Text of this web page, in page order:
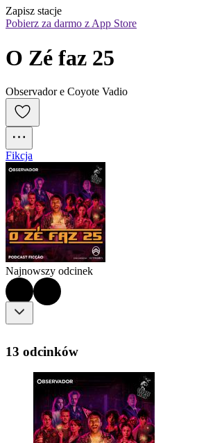
Zapisz stacje
Pobierz za darmo z App Store
O Zé faz 25
Observador e Coyote Vadio
Fikcja
Najnowszy odcinek
13 odcinków